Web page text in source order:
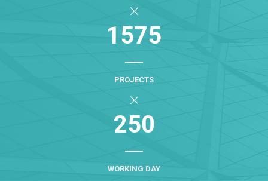
1575
PROJECTS
250
WORKING DAY